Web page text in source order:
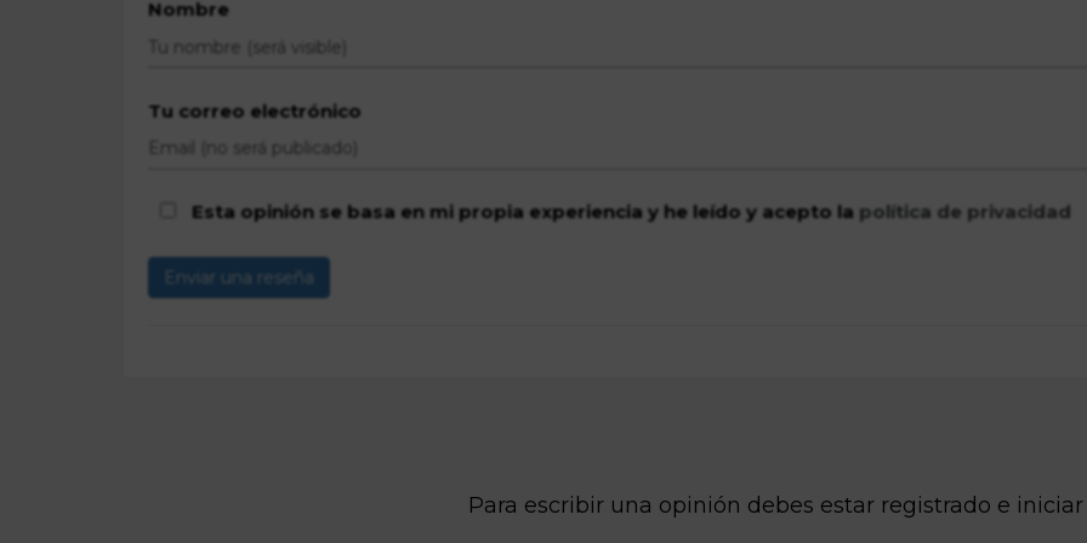
Para escribir una opinión debes estar registrado e iniciar
Nombre
Tu correo electrónico
Esta opinión se basa en mi propia experiencia y he leído y acepto la política de privacidad
Enviar una reseña